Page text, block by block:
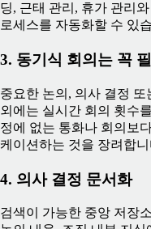
딩, 근태 관리, 휴가 관리
로세스를 자동화할 수 있
3. 동기식 회의는 꼭
중요한 논의, 의사 결정 또
외에는 실시간 회의 횟수
정에 없는 통화나 회의보
케이션하는 것을 장려합니
4. 의사 결정 문서화
검색이 가능한 중앙 저장